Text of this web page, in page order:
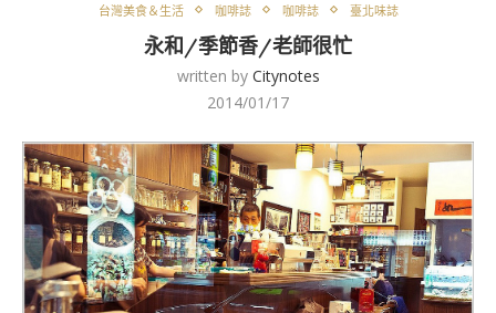
台灣美食＆生活 咖啡誌 咖啡誌 臺北味誌
永和/季節香/老師很忙
written by Citynotes
2014/01/17